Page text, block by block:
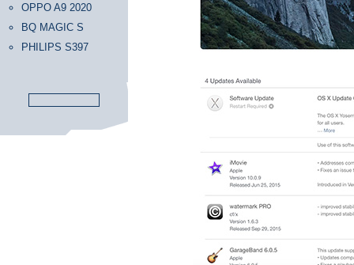
OPPO A9 2020
BQ MAGIC S
PHILIPS S397